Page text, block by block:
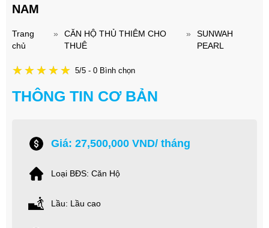
NAM
Trang
chủ
»
CĂN HỘ THỦ THIÊM CHO
THUÊ
»
SUNWAH
PEARL
5/5 - 0 Bình chọn
THÔNG TIN CƠ BẢN
Giá: 27,500,000 VND/ tháng
Loại BĐS: Căn Hộ
Lầu: Lầu cao